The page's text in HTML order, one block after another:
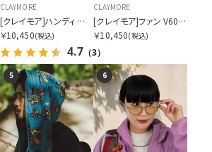
CLAYMORE
[クレイモア]ハンディ エー
￥10,450(税込)
4.7 （3）
CLAYMORE
[クレイモア]ファン V600+（ケース付き）
￥10,450(税込)
5 6